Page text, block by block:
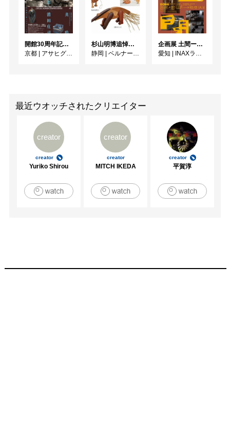
開館30周年記念 山本爲三郎・河井寬次郎没後60年記念 「共鳴 河井寬次郎 × 濱田庄司 ー山本爲三郎コレクションより」
京都 | アサヒグループ大山崎山荘美術館
杉山明博追悼展 木とわたし―木工の妙技と美術教育
静岡 | ベルナール・ビュフェ美術館
企画展 土間ーつくって、つかって、再発見ー
愛知 | INAXライブミュージアム
最近ウオッチされたクリエイター
creator
creator
Yuriko Shirou
creator
creator
MITCH IKEDA
creator
平賀淳